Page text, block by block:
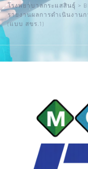
โรงพยาบาลกระแสสินธุ์ >
รายงานผลการดำเนินงาน
(แบบ สขร.1)